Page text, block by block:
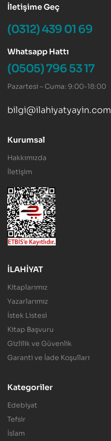
İletişime Geç
(0312) 439 01 69
Whatsapp Hattı
(0505) 796 53 17
Pazartesi – Cuma: 9:00-18:00
bilgi@ilahiyatyayin.com
Kurumsal
Hakkımızda
İletişim
İLAHİYAT
Kitaplarımız
Yazarlarımız
İstek Listesi
Kitap Başvuru
Gizlilik ve Güvenlik
Garanti ve İade Koşulları
Kategoriler
Edebiyat
Tefsir
İslam